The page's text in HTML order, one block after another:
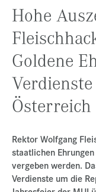
Kontakt
Datenschutz
Hohe
Goldene
Österreich
Rektor Wolfgang
staatlichen
vergeben werden.
Verdienste um die